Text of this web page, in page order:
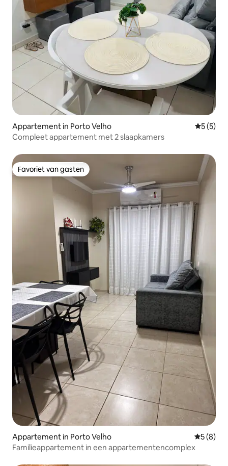
Appartement in Porto Velho
5 (5)
Compleet appartement met 2 slaapkamers
Favoriet van gasten
Favoriet van gasten
Appartement in Porto Velho
5 (8)
Familieappartement in een appartementencomplex